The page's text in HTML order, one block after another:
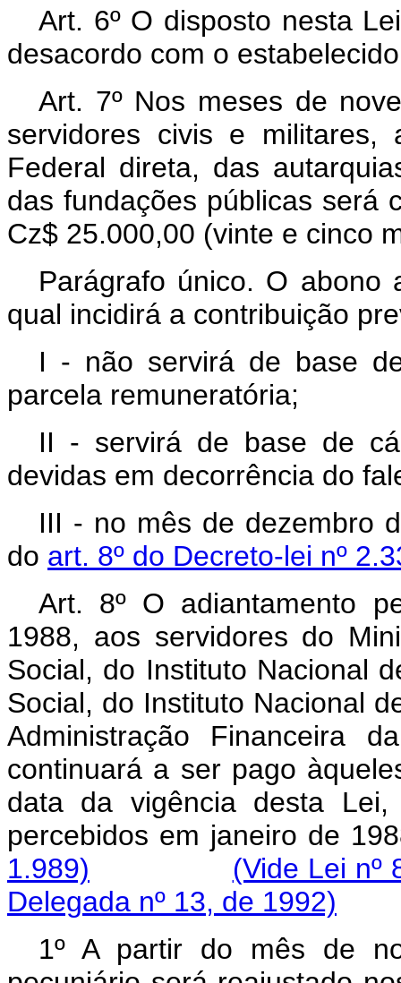
Art. 6º O disposto nesta
desacordo com o
Art. 7º Nos meses de
servidores civis e militares,
Federal direta, das
das fundações públicas será
Cz$ 25.000,00 (vinte e cinco
Parágrafo único. O
qual incidirá a contribuição
I - não servirá de base
parcela remuneratória;
II - servirá de base de
devidas em decorrência do
III - no mês de dezembro
do art. 8º do Decreto-lei nº
Art. 8º O adiantamento
1988, aos servidores do
Social, do Instituto Nacional
Social, do Instituto Nacional
Administração Financeira
continuará a ser pago
data da vigência desta Lei,
percebidos em
1.989)
(Vide Lei nº
Delegada nº 13, de 1992)
1º A partir do mês de